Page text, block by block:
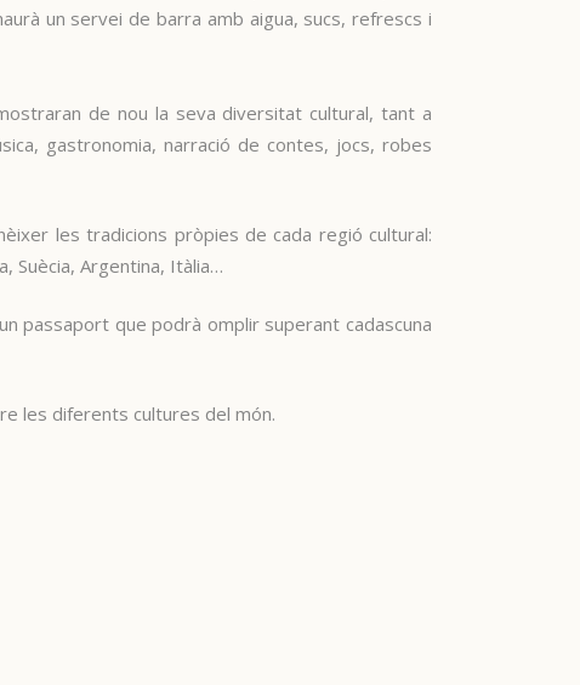
un servei de barra amb aigua, sucs, refrescs i
de nou la seva diversitat cultural, tant a
gastronomia, narració de contes, jocs, robes
les tradicions pròpies de cada regió cultural:
Suècia, Argentina, Itàlia…
passaport que podrà omplir superant cadascuna
les diferents cultures del món.